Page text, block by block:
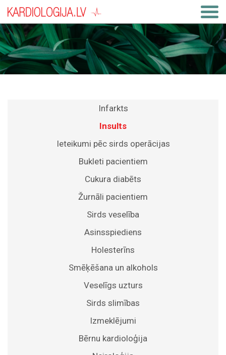
Infarkts
Insults
Ieteikumi pēc sirds operācijas
Bukleti pacientiem
Cukura diabēts
Žurnāli pacientiem
Sirds veselība
Asinsspiediens
Holesterīns
Smēķēšana un alkohols
Veselīgs uzturs
Sirds slimības
Izmeklējumi
Bērnu kardioloģija